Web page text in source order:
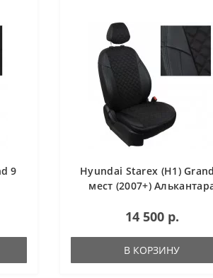
9
Hyundai Starex (H1)
мест (2007+)
14 500 р.
В КОРЗИНУ